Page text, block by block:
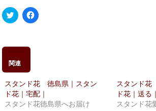
ク
リ
て
で
共
有
(新
し
い
ウ
ィ
Facebook
で
ッ
ク
し
て
く
関連
スタンド花 徳島県｜スタン
ド花｜宅配｜
スタンド花徳島県へお届け
スタンド
ド花｜送る｜
スタンド花